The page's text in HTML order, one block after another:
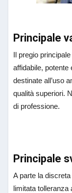
Principale
Il pregio
affidabile,
destinate all’uso
qualità superiori.
di professione.
Principale
A parte la
limitata tolleranza